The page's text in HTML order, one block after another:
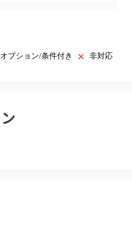
オプション/条件付き 非対応